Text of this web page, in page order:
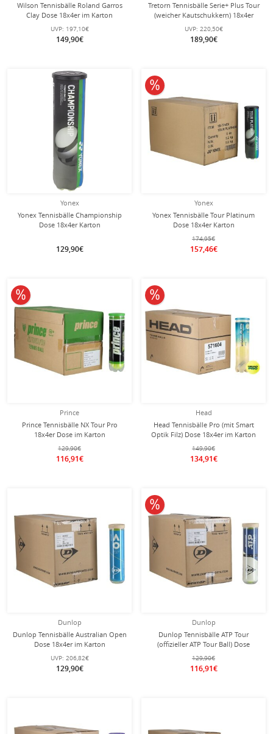
Wilson Tennisbälle Roland Garros
Clay Dose 18x4er im Karton
UVP: 197,10€
149,90€
Tretorn Tennisbälle Serie+ Plus Tour
(weicher Kautschukkern) 18x4er
Karton
UVP: 220,50€
189,90€
Yonex
Yonex Tennisbälle Championship
Dose 18x4er Karton
129,90€
Yonex
Yonex Tennisbälle Tour Platinum
Dose 18x4er Karton
174,95€
157,46€
10% reduziert
Prince
Prince Tennisbälle NX Tour Pro
18x4er Dose im Karton
129,90€
116,91€
10% reduziert
Head
Head Tennisbälle Pro (mit Smart
Optik Filz) Dose 18x4er im Karton
149,90€
134,91€
10% reduziert
Dunlop
Dunlop Tennisbälle Australian Open
Dose 18x4er im Karton
UVP: 206,82€
129,90€
Dunlop
Dunlop Tennisbälle ATP Tour
(offizieller ATP Tour Ball) Dose
18x4er im Karton
129,90€
116,91€
10% reduziert